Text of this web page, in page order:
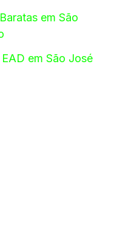
em São
em São José